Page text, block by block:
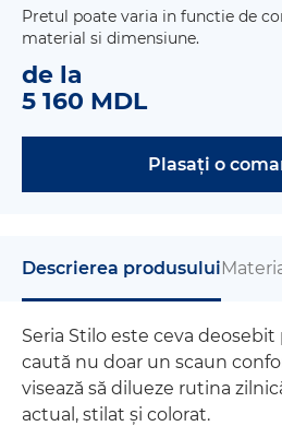
Pretul poate varia in functie de
material si dimensiune.
de la
5 160 MDL
Plasați o
Descrierea produsului
Seria Stilo este ceva
caută nu doar un scaun
visează să dilueze rutina
actual, stilat și colorat.